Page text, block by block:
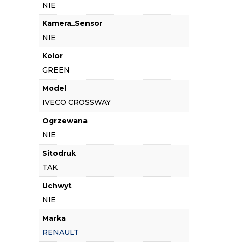
NIE
Kamera_Sensor
NIE
Kolor
GREEN
Model
IVECO CROSSWAY
Ogrzewana
NIE
Sitodruk
TAK
Uchwyt
NIE
Marka
RENAULT